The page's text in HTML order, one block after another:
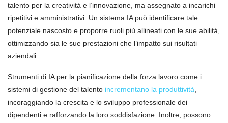
talento per la creatività e l’innovazione, ma assegnato a incarichi
ripetitivi e amministrativi. Un sistema IA può identificare tale
potenziale nascosto e proporre ruoli più allineati con le sue abilità,
ottimizzando sia le sue prestazioni che l’impatto sui risultati
aziendali.
Strumenti di IA per la pianificazione della forza lavoro come i
sistemi di gestione del talento incrementano la produttività
incoraggiando la crescita e lo sviluppo professionale dei
dipendenti e rafforzando la loro soddisfazione. Inoltre, possono